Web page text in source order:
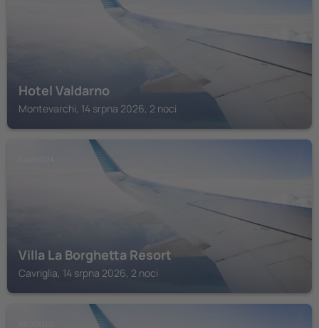
Hotel Valdarno
Montevarchi, 14 srpna 2026, 2 noci
Villa La Borghetta Resort
Cavriglia, 14 srpna 2026, 2 noci